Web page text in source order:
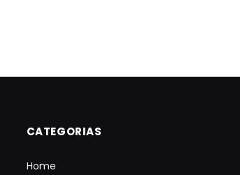
CATEGORIAS
Home